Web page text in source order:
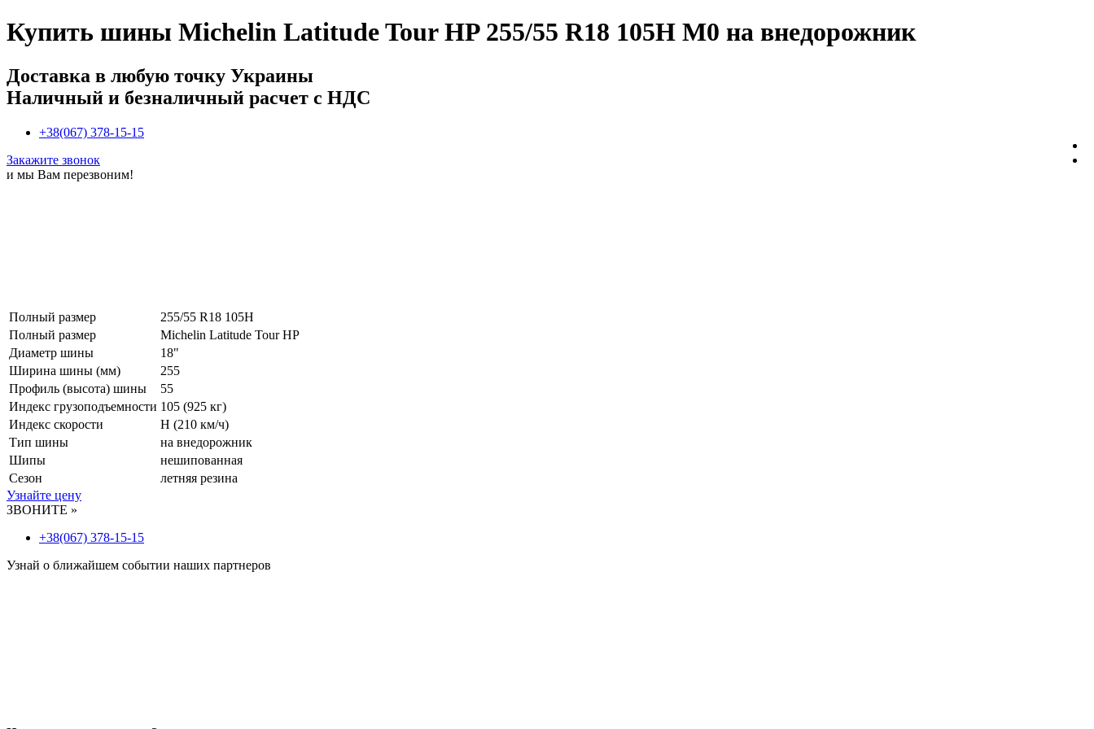
Купить шины Michelin Latitude Tour HP 255/55 R18 105H M0 на внедорожник
Доставка в любую точку Украины
Наличный и безналичный расчет с НДС
+38(067) 378-15-15
Закажите звонок
и мы Вам перезвоним!
Полный размер
255/55 R18 105H
Полный размер
Michelin Latitude Tour HP
Диаметр шины
18"
Ширина шины (мм)
255
Профиль (высота) шины
55
Индекс грузоподъемности 105 (925 кг)
Индекс скорости
H (210 км/ч)
Тип шины
на внедорожник
Шипы
нешипованная
Сезон
летняя резина
Узнайте цену
ЗВОНИТЕ »
+38(067) 378-15-15
Узнай о ближайшем событии наших партнеров